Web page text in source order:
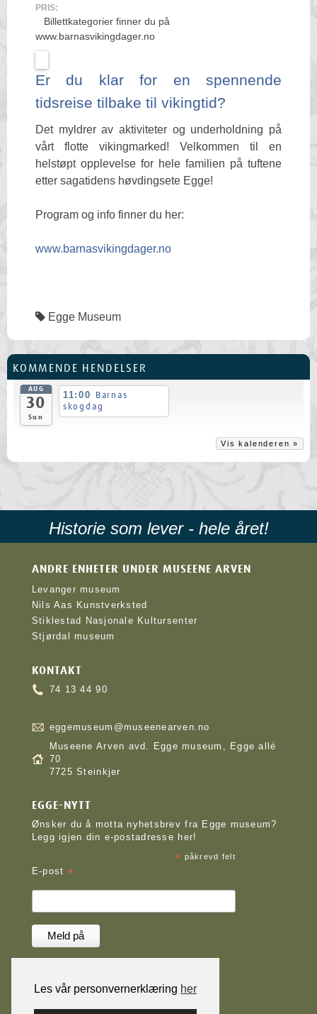
Les vår personvernerklæring her
PRIS:
Billettkategorier finner du på
www.barnasvikingdager.no
Er du klar for en spennende
tidsreise tilbake til vikingtid?
Det myldrer av aktiviteter og underholdning på
vårt flotte vikingmarked! Velkommen til en
helstøpt opplevelse for hele familien på tuftene
etter sagatidens høvdingsete Egge!
Program og info finner du her:
www.barnasvikingdager.no
Egge Museum
KOMMENDE HENDELSER
AUG
30
Sun
11:00
Barnas
skogdag
Vis kalenderen »
Historie som lever - hele året!
ANDRE ENHETER UNDER MUSEENE ARVEN
Levanger museum
Nils Aas Kunstverksted
Stiklestad Nasjonale Kultursenter
Stjørdal museum
KONTAKT
74 13 44 90
eggemuseum@museenearven.no
Museene Arven avd. Egge museum, Egge allé
70
7725 Steinkjer
EGGE-NYTT
Ønsker du å motta nyhetsbrev fra Egge museum?
Legg igjen din e-postadresse her!
* påkrevd felt
E-post *